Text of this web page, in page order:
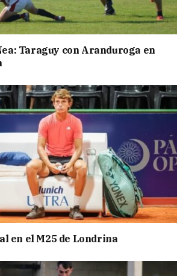
Taraguy con Aranduroga en
en el M25 de Londrina